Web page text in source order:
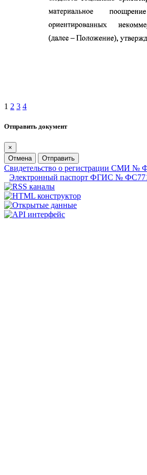
1 2 3 4
Отправить документ
×
Отмена
Отправить
Свидетельство о регистрации СМИ №
Электронный паспорт ФГИС №